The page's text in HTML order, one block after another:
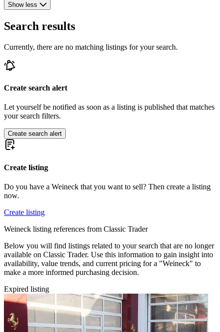
Show less
Search results
Currently, there are no matching listings for your search.
Create search alert
Let yourself be notified as soon as a listing is published that matches
your search filters.
Create search alert
Create listing
Do you have a Weineck that you want to sell? Then create a listing
now.
Create listing
Weineck listing references from Classic Trader
Below you will find listings related to your search that are no longer
available on Classic Trader. Use this information to gain insight into
availability, value trends, and current pricing for a "Weineck" to
make a more informed purchasing decision.
Expired listing